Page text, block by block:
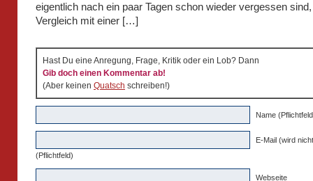
eigentlich nach ein paar Tagen schon wieder vergessen
Vergleich mit einer […]
Hast Du eine Anregung, Frage, Kritik oder ein Lob? Dann
Gib doch einen Kommentar ab!
(Aber keinen Quatsch schreiben!)
Name
E-Mail (wird
(Pflichtfeld)
Webseite